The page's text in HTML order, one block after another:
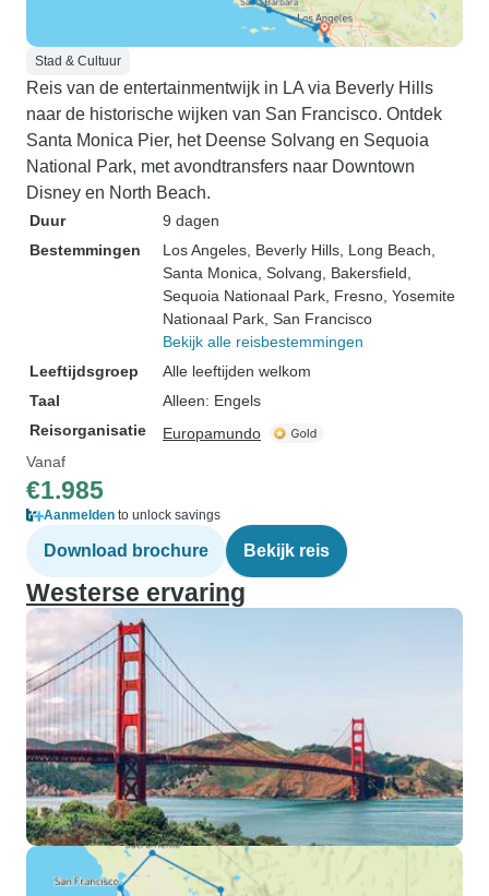
Stad & Cultuur
Reis van de entertainmentwijk in LA via Beverly Hills
naar de historische wijken van San Francisco. Ontdek
Santa Monica Pier, het Deense Solvang en Sequoia
National Park, met avondtransfers naar Downtown
Disney en North Beach.
Duur
9 dagen
Bestemmingen
Los Angeles , Beverly Hills , Long Beach
Santa Monica , Solvang , Bakersfield
Sequoia Nationaal Park , Fresno , Yosemite
Nationaal Park , San Francisco
Bekijk alle reisbestemmingen
Leeftijdsgroep
Alle leeftijden welkom
Taal
Alleen: Engels
Reisorganisatie
Europamundo
Vanaf
€1.985
Aanmelden to unlock savings
Download brochure Bekijk reis
Westerse ervaring